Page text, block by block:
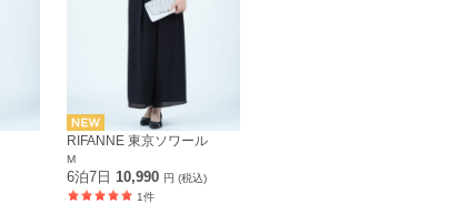
RIFANNE 東京ソワール
M
6泊7日 10,990 円 (税込)
1件